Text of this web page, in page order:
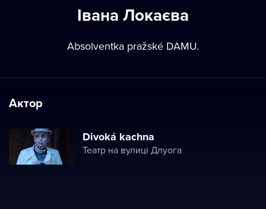
Івана Локаєва
Absolventka pražské DAMU.
Актор
Divoká kachna
Театр на вулиці Длуога